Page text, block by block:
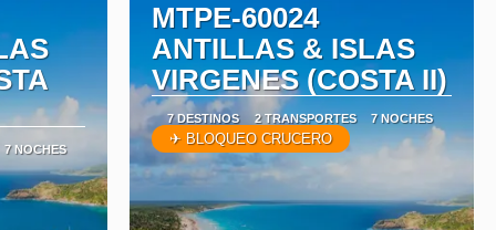
7 NOCHES
MTPE-60024
ANTILLAS & ISLAS
VIRGENES (COSTA II)
7 DESTINOS 2 TRANSPORTES 7 NOCHES
✈ BLOQUEO CRUCERO